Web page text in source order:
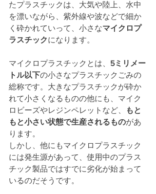
たプラスチックは、大気や陸上、水中
を漂いながら、紫外線や波などで細か
く砕かれていって、小さなマイクロプ
ラスチックになります。
マイクロプラスチックとは、 5ミリメー
トル以下の小さなプラスチックごみの
総称です。大きなプラスチックが砕か
れて小さくなるものの他にも、マイク
ロビーズやレジンペレットなど、
もと
もと小さい状態で生産されるものがあ
ります。
しかし、他にもマイクロプラスチック
には発生源があって、使用中のプラス
チック製品ではすでに劣化が始まって
いるのだそうです。